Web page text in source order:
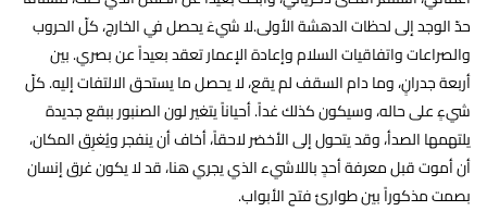
حدّ الوجد إلى لحظات الدهشة الأولى.لا شيءَ يحصل في الخارج، كلّ الحروب
والصراعات واتفاقيات السلام وإعادة الإعمار تعقد بعيداً عن بصري. بين
أربعة جدرانٍ، وما دام السقف لم يقع، لا يحصل ما يستحق الالتفات إليه. كلّ
شيءٍ على حاله، وسيكون كذلك غداً. أحياناً يتغير لون الصنبور ببقع جديدة
يلتهمها الصدأ، وقد يتحول إلى الأخضر لاحقاً، أخاف أن ينفجر ويُغرِق المكان،
أن أموت قبل معرفة أحدٍ باللاشيء الذي يجري هنا، قد لا يكون غرق إنسان
بصمت مذكوراً بين طوارئ فتح الأبواب.